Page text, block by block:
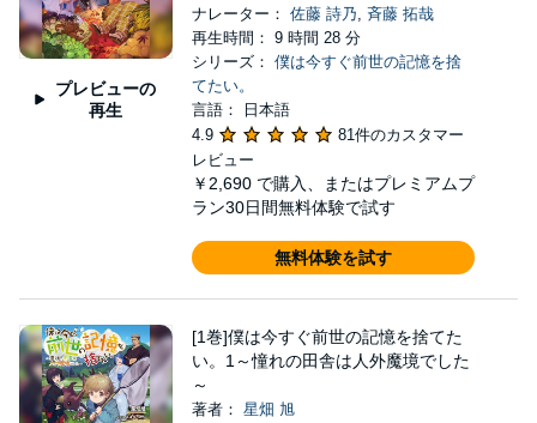
プレビューの
再生
ナレーター： 佐藤 詩乃, 斉藤 拓哉
再生時間： 9 時間 28 分
シリーズ： 僕は今すぐ前世の記憶を捨
てたい。
言語： 日本語
4.9
81件のカスタマー
レビュー
￥2,690 で購入、またはプレミアムプ
ラン30日間無料体験で試す
無料体験を試す
[1巻]僕は今すぐ前世の記憶を捨てた
い。1～憧れの田舎は人外魔境でした
～
著者： 星畑 旭